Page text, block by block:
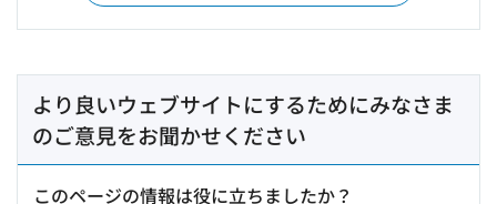
より良いウェブサイトにするためにみなさま
のご意見をお聞かせください
このページの情報は役に立ちましたか？